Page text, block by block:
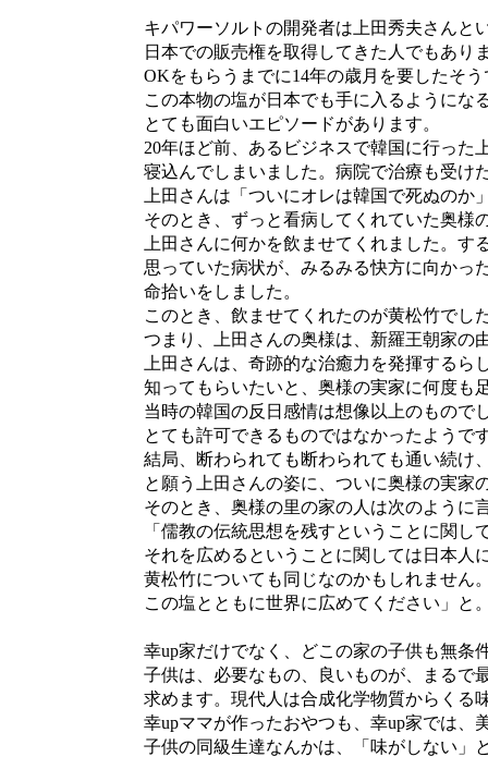
キパワーソルトの開発者は上田秀夫さんと
日本での販売権を取得してきた人でもあり
OKをもらうまでに14年の歳月を要したそう
この本物の塩が日本でも手に入るようにな
とても面白いエピソードがあります。
20年ほど前、あるビジネスで韓国に行った
寝込んでしまいました。病院で治療も受け
上田さんは「ついにオレは韓国で死ぬのか
そのとき、ずっと看病してくれていた奥様
上田さんに何かを飲ませてくれました。す
思っていた病状が、みるみる快方に向かっ
命拾いをしました。
このとき、飲ませてくれたのが黄松竹でし
つまり、上田さんの奥様は、新羅王朝家の
上田さんは、奇跡的な治癒力を発揮するら
知ってもらいたいと、奥様の実家に何度も
当時の韓国の反日感情は想像以上のもので
とても許可できるものではなかったようで
結局、断わられても断わられても通い続け
と願う上田さんの姿に、ついに奥様の実家
そのとき、奥様の里の家の人は次のように
「儒教の伝統思想を残すということに関し
それを広めるということに関しては日本人
黄松竹についても同じなのかもしれません
この塩とともに世界に広めてください」と
幸up家だけでなく、どこの家の子供も無条
子供は、必要なもの、良いものが、まるで
求めます。現代人は合成化学物質からくる
幸upママが作ったおやつも、幸up家では、
子供の同級生達なんかは、「味がしない」